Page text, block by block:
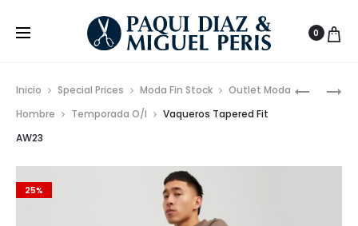
0
JEANS
AW23
Inicio Special Prices Moda Fin Stock
Outlet Moda
Hombre
Temporada O/I
Vaqueros Tapered Fit
AW23
25%